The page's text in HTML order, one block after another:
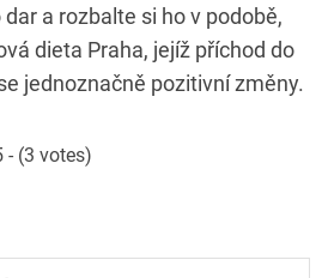
a rozbalte si ho v podobě,
dieta Praha, jejíž příchod do
jednoznačně pozitivní změny.
- (3 votes)